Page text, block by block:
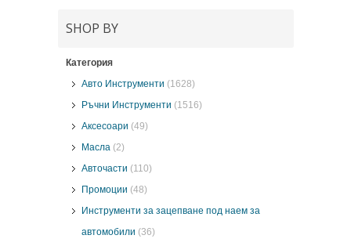
SHOP BY
Категория
Авто Инструменти (1628)
Ръчни Инструменти (1516)
Аксесоари (49)
Масла (2)
Авточасти (110)
Промоции (48)
Инструменти за зацепване под наем за
автомобили (36)